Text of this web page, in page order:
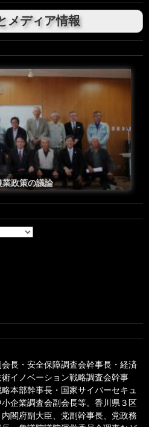
メディア情報
会演説後の一コマ
業政策の議論
長・安全保障調査会幹事長・経済
イノベーション戦略調査会幹事
本部幹事長・国家サイバーセキュ
企業調査会副会長等。香川県３区
閣府副大臣、党副幹事長、党政務